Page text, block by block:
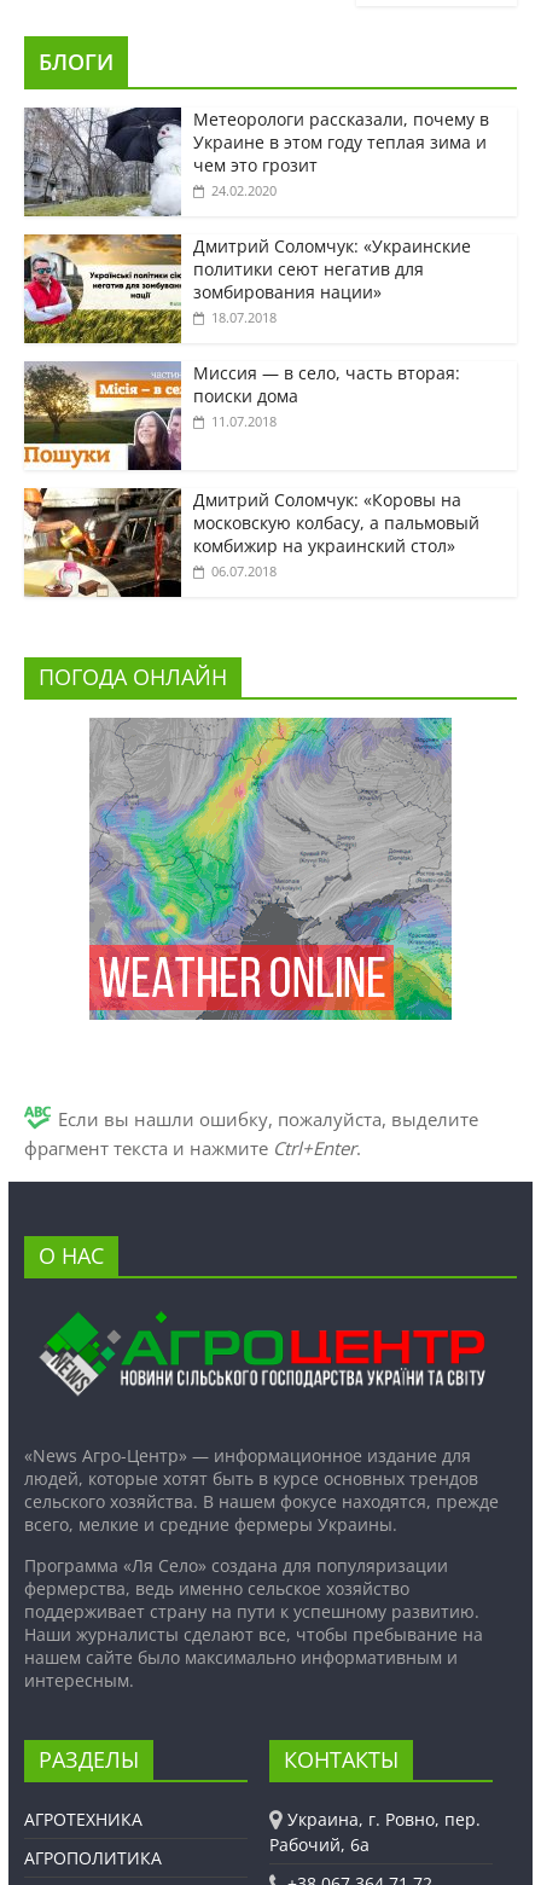
БЛОГИ
Метеорологи рассказали, почему в
Украине в этом году теплая зима и
чем это грозит
24.02.2020
Дмитрий Соломчук: «Украинские
политики сеют негатив для
зомбирования нации»
18.07.2018
Миссия — в село, часть вторая:
поиски дома
11.07.2018
Дмитрий Соломчук: «Коровы на
московскую колбасу, а пальмовый
комбижир на украинский стол»
06.07.2018
ПОГОДА ОНЛАЙН
Если вы нашли ошибку, пожалуйста, выделите
фрагмент текста и нажмите Ctrl+Enter.
О НАС
«News Агро-Центр» — информационное издание для
людей, которые хотят быть в курсе основных трендов
сельского хозяйства. В нашем фокусе находятся, прежде
всего, мелкие и средние фермеры Украины.
Программа «Ля Село» создана для популяризации
фермерства, ведь именно сельское хозяйство
поддерживает страну на пути к успешному развитию.
Наши журналисты сделают все, чтобы пребывание на
нашем сайте было максимально информативным и
интересным.
РАЗДЕЛЫ
АГРОТЕХНИКА
АГРОПОЛИТИКА
КОНТАКТЫ
Украина, г. Ровно, пер.
Рабочий, 6а